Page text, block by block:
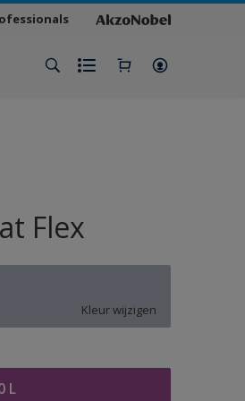
Flex
Kleur wijzigen
L